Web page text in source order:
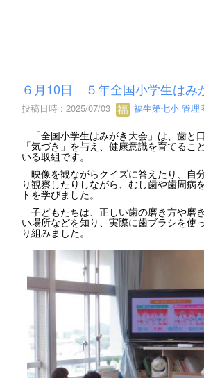
６月10日 ５年全国小学生はみ
投稿日時 : 2025/07/03 福生第七小 管理
「全国小学生はみがき大会」は、歯と
「気づき」を与え、健康意識を育てるこ
いる取組です。
映像を観ながらクイズに答えたり、自
り観察したりしながら、むし歯や歯周病
トを学びました。
子どもたちは、正しい歯の磨き方や磨
い場所などを知り、実際に歯ブラシを使
り組みました。